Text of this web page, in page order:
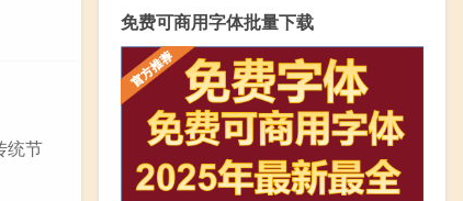
统节
免费可商用字体批量下载